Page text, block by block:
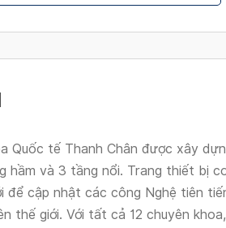
Quốc tế Thanh Chân được xây
hầm và 3 tầng nổi. Trang thiết bị
để cập nhật các công Nghệ tiên
thế giới. Với tất cả 12 chuyên